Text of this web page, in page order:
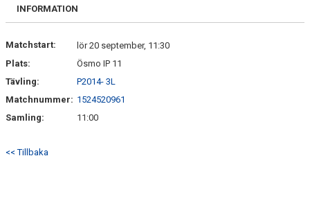
INFORMATION
Matchstart:
lör 20 september, 11:30
Plats:
Ösmo IP 11
Tävling:
P2014- 3L
Matchnummer: 1524520961
Samling:
11:00
<< Tillbaka